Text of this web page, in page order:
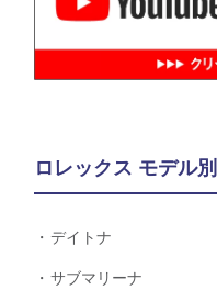
ロレックス モデル
デイトナ
サブマリーナ